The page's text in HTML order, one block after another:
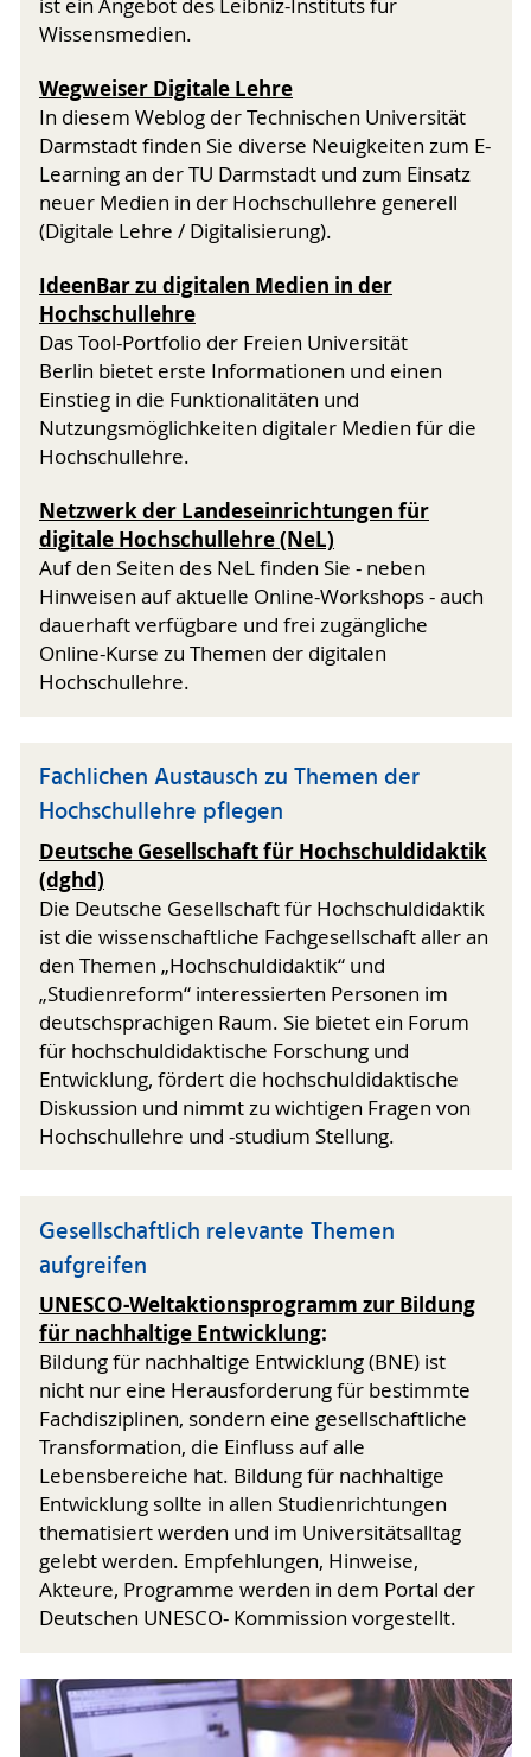
ist ein Angebot des Leibniz-Instituts für
Wissensmedien.
Wegweiser Digitale Lehre
In diesem Weblog der Technischen Universität
Darmstadt finden Sie diverse Neuigkeiten zum E-
Learning an der TU Darmstadt und zum Einsatz
neuer Medien in der Hochschullehre generell
(Digitale Lehre / Digitalisierung).
IdeenBar zu digitalen Medien in der
Hochschullehre
Das Tool-Portfolio der Freien Universität
Berlin bietet erste Informationen und einen
Einstieg in die Funktionalitäten und
Nutzungsmöglichkeiten digitaler Medien für die
Hochschullehre.
Netzwerk der Landeseinrichtungen für
digitale Hochschullehre (NeL)
Auf den Seiten des NeL finden Sie - neben
Hinweisen auf aktuelle Online-Workshops - auch
dauerhaft verfügbare und frei zugängliche
Online-Kurse zu Themen der digitalen
Hochschullehre.
Fachlichen Austausch zu Themen der
Hochschullehre pflegen
Deutsche Gesellschaft für Hochschuldidaktik
(dghd)
Die Deutsche Gesellschaft für Hochschuldidaktik
ist die wissenschaftliche Fachgesellschaft aller an
den Themen „Hochschuldidaktik“ und
„Studienreform“ interessierten Personen im
deutschsprachigen Raum. Sie bietet ein Forum
für hochschuldidaktische Forschung und
Entwicklung, fördert die hochschuldidaktische
Diskussion und nimmt zu wichtigen Fragen von
Hochschullehre und -studium Stellung.
Gesellschaftlich relevante Themen
aufgreifen
UNESCO-Weltaktionsprogramm zur Bildung
für nachhaltige Entwicklung:
Bildung für nachhaltige Entwicklung (BNE) ist
nicht nur eine Herausforderung für bestimmte
Fachdisziplinen, sondern eine gesellschaftliche
Transformation, die Einfluss auf alle
Lebensbereiche hat. Bildung für nachhaltige
Entwicklung sollte in allen Studienrichtungen
thematisiert werden und im Universitätsalltag
gelebt werden. Empfehlungen, Hinweise,
Akteure, Programme werden in dem Portal der
Deutschen UNESCO- Kommission vorgestellt.